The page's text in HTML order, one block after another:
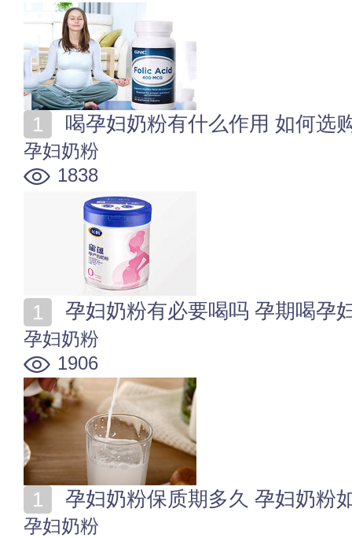
喝孕妇奶粉有什么作用 如何选
孕妇奶粉
1838
孕妇奶粉有必要喝吗 孕期喝孕
孕妇奶粉
1906
孕妇奶粉保质期多久 孕妇奶粉
孕妇奶粉